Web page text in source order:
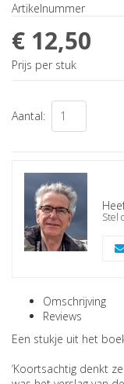
Artikelnummer
€ 12,50
Prijs per stuk
Aantal:
Stel
Omschrijving
Reviews
Een stukje uit het
‘Koortsachtig denkt